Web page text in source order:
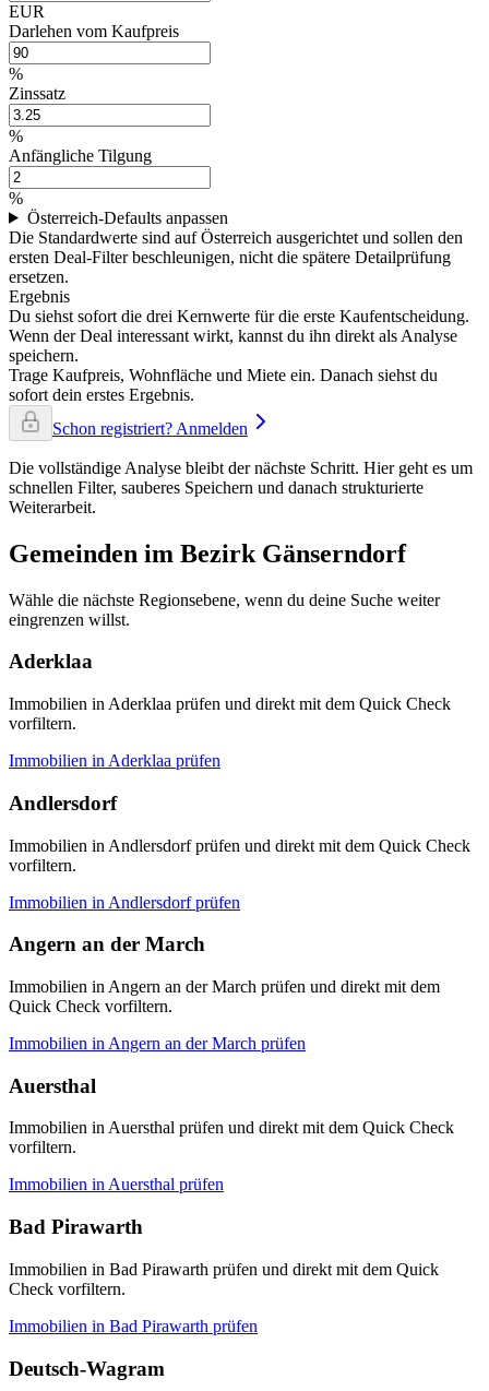
EUR
Darlehen vom Kaufpreis
%
Zinssatz
%
Anfängliche Tilgung
%
Österreich-Defaults anpassen
Die Standardwerte sind auf Österreich ausgerichtet und sollen den
ersten Deal-Filter beschleunigen, nicht die spätere Detailprüfung
ersetzen.
Ergebnis
Du siehst sofort die drei Kernwerte für die erste Kaufentscheidung.
Wenn der Deal interessant wirkt, kannst du ihn direkt als Analyse
speichern.
Trage Kaufpreis, Wohnfläche und Miete ein. Danach siehst du
sofort dein erstes Ergebnis.
Schon registriert? Anmelden
Die vollständige Analyse bleibt der nächste Schritt. Hier geht es um
schnellen Filter, sauberes Speichern und danach strukturierte
Weiterarbeit.
Gemeinden im Bezirk Gänserndorf
Wähle die nächste Regionsebene, wenn du deine Suche weiter
eingrenzen willst.
Aderklaa
Immobilien in Aderklaa prüfen und direkt mit dem Quick Check
vorfiltern.
Immobilien in Aderklaa prüfen
Andlersdorf
Immobilien in Andlersdorf prüfen und direkt mit dem Quick Check
vorfiltern.
Immobilien in Andlersdorfprüfen
Angern an der March
Immobilien in Angern an der March prüfen und direkt mit dem
Quick Check vorfiltern.
Immobilien in Angern an der March prüfen
Auersthal
Immobilien in Auersthal prüfen und direkt mit dem Quick Check
vorfiltern.
Immobilien in Auersthal prüfen
Bad Pirawarth
Immobilien in Bad Pirawarth prüfen und direkt mit dem Quick
Check vorfiltern.
Immobilien in Bad Pirawarth prüfen
Deutsch-Wagram